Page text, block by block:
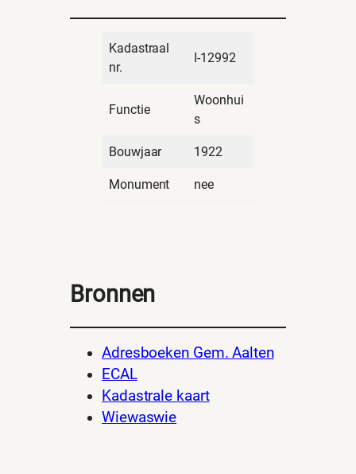
Kadastraal
nr.
I-12992
Functie
Woonhui
s
Bouwjaar 1922
Monument nee
Bronnen
Adresboeken Gem. Aalten
ECAL
Kadastrale kaart
Wiewaswie